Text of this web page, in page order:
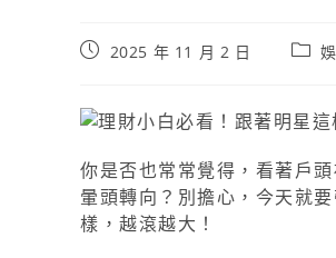
2025 年 11 月 2 日
你是否也常常覺得，看著戶
暈頭轉向？別擔心，今天就
樣，越滾越大！